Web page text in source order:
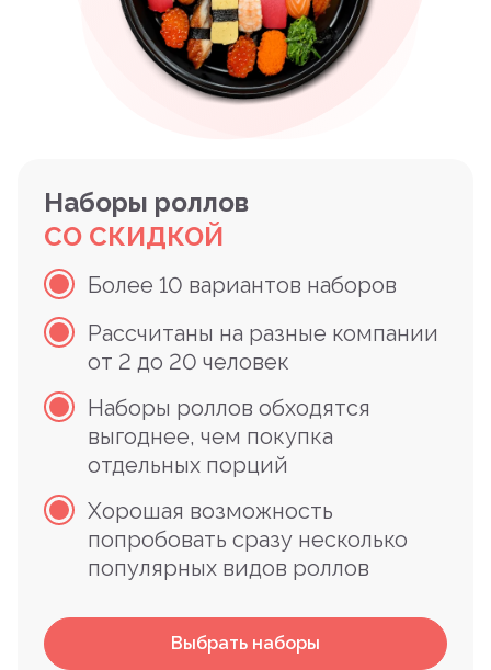
Наборы роллов
СО СКИДКОЙ
Более 10 вариантов наборов
Рассчитаны на разные компании
от 2 до 20 человек
Наборы роллов обходятся
выгоднее, чем покупка
отдельных порций
Хорошая возможность
попробовать сразу несколько
популярных видов роллов
Выбрать наборы